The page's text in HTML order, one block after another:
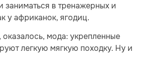
в тренажерных и
у африканок, ягодиц.
мода: укрепленные
легкую мягкую походку. Ну и